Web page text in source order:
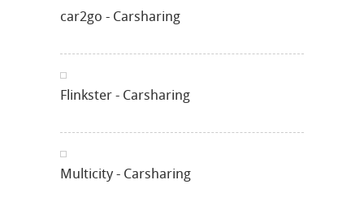
car2go - Carsharing
Flinkster - Carsharing
Multicity - Carsharing